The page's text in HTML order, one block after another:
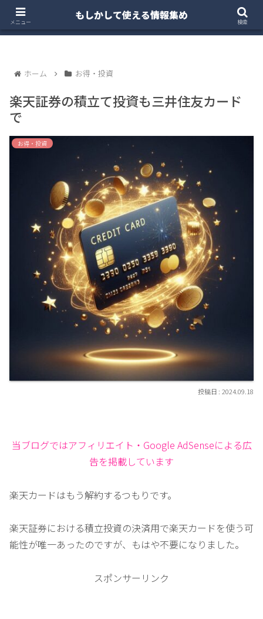
ホーム 注文住宅
ホーム お得・投資
楽天証券の積立て投資も三井住友カード
で
お得・投資
2024.09.18
当ブログではアフィリエイト・Google AdSenseによる広
告を掲載しています
楽天カードはもう解約するつもりです。
楽天証券における積立投資の決済用で楽天カードを使う可
能性が唯一あったのですが、もはや不要になりました。
スポンサーリンク
メニュー
もしかして使える情報集め
検索